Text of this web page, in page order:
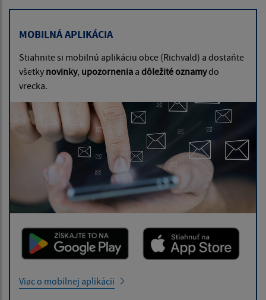
MOBILNÁ APLIKÁCIA
Stiahnite si mobilnú aplikáciu obce (Richvald) a dostaňte
všetky novinky, upozornenia a dôležité oznamydo
vrecka.
Viac o mobilnej aplikácii